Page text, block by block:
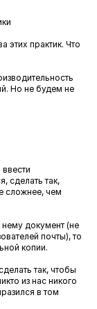
этих практик. Что
Но не будем не
сделать так,
сложнее, чем
документ (не
почты), то
копии.
так, чтобы
из нас никого
в том